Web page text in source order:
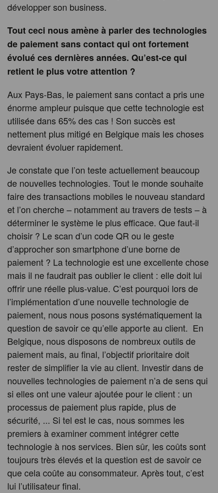
développer son business.
Tout ceci nous amène à parler des technologies
de paiement sans contact qui ont fortement
évolué ces dernières années. Qu’est-ce qui
retient le plus votre attention ?
Aux Pays-Bas, le paiement sans contact a pris une
énorme ampleur puisque que cette technologie est
utilisée dans 65% des cas ! Son succès est
nettement plus mitigé en Belgique mais les choses
devraient évoluer rapidement.
Je constate que l’on teste actuellement beaucoup
de nouvelles technologies. Tout le monde souhaite
faire des transactions mobiles le nouveau standard
et l’on cherche – notamment au travers de tests – à
déterminer le système le plus efficace. Que faut-il
choisir ? Le scan d’un code QR ou le geste
d’approcher son smartphone d’une borne de
paiement ? La technologie est une excellente chose
mais il ne faudrait pas oublier le client : elle doit lui
offrir une réelle plus-value. C’est pourquoi lors de
l’implémentation d’une nouvelle technologie de
paiement, nous nous posons systématiquement la
question de savoir ce qu’elle apporte au client. En
Belgique, nous disposons de nombreux outils de
paiement mais, au final, l’objectif prioritaire doit
rester de simplifier la vie au client. Investir dans de
nouvelles technologies de paiement n’a de sens qui
si elles ont une valeur ajoutée pour le client : un
processus de paiement plus rapide, plus de
sécurité, ... Si tel est le cas, nous sommes les
premiers à examiner comment intégrer cette
technologie à nos services. Bien sûr, les coûts sont
toujours très élevés et la question est de savoir ce
que cela coûte au consommateur. Après tout, c’est
lui l’utilisateur final.